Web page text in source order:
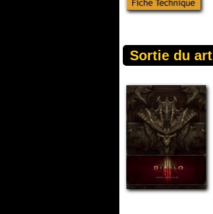
Sortie du